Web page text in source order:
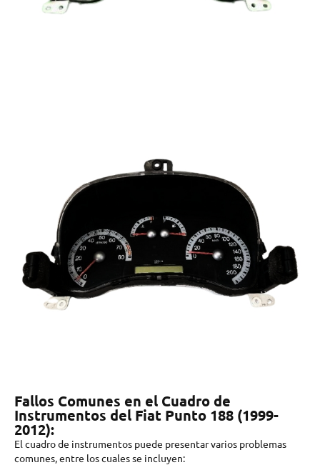
Fallos Comunes en el Cuadro de
Instrumentos del Fiat Punto 188 (1999-
2012):
El cuadro de instrumentos puede presentar varios problemas
comunes, entre los cuales se incluyen: